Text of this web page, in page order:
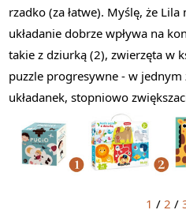
rzadko (za łatwe). Myślę, że
układanie dobrze wpływa na
takie z dziurką (2), zwierzęta w
puzzle progresywne - w jednym
układanek, stopniowo
1 / 2 /